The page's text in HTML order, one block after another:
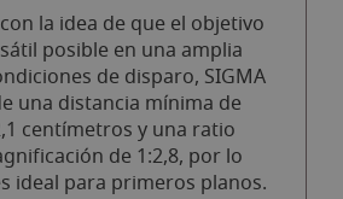
la idea de que el objetivo
posible en una amplia
de disparo, SIGMA
una distancia mínima de
centímetros y una ratio
de 1:2,8, por lo
ideal para primeros planos.